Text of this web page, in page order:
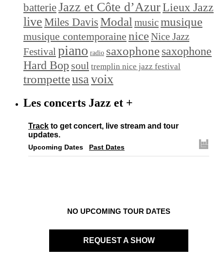
batterieJazz et Côte d’AzurLieux Jazz
live Miles Davis Modal musicmusique
musique contemporaine niceNice Jazz
Festivalpiano radio saxophonesaxophone
Hard Bop soul tremplin nice jazz festival
trompetteusavoix
Les concerts Jazz et +
Track to get concert, live stream and tour
updates.
Upcoming Dates Past Dates
NO UPCOMING TOUR DATES
REQUEST A SHOW